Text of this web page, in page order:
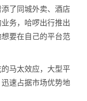
了同城外卖、酒店
务，哈啰出行推出
要在自己的平台范
马太效应，大型平
速占据市场优势地